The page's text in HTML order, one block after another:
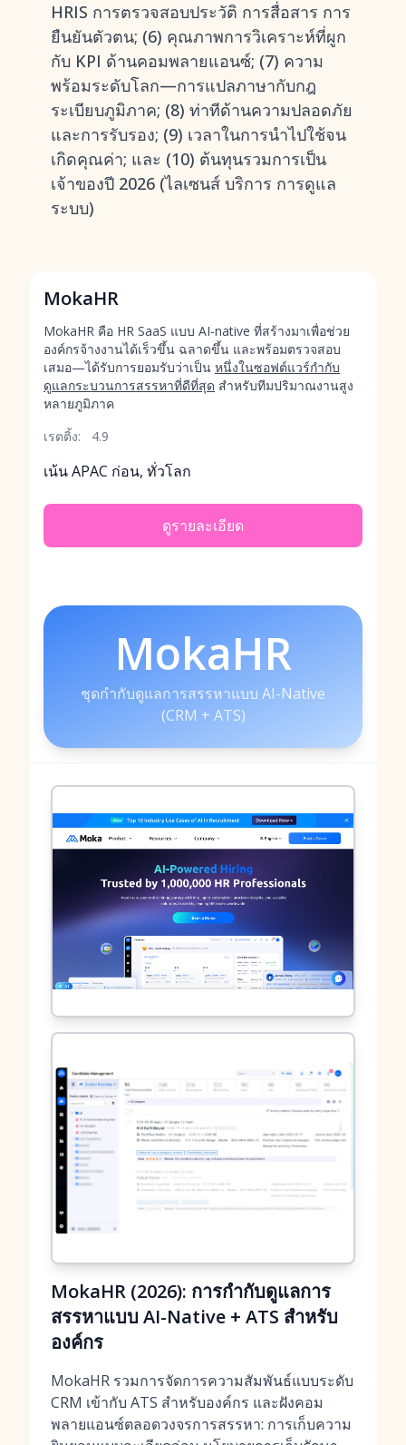
HRIS การตรวจสอบประวัติ การสื่อสาร การ
ยืนยันตัวตน; (6) คุณภาพการวิเคราะห์ที่ผูก
กับ KPI ด้านคอมพลายแอนซ์; (7) ความ
พร้อมระดับโลก—การแปลภาษากับกฎ
ระเบียบภูมิภาค; (8) ท่าทีด้านความปลอดภัย
และการรับรอง; (9) เวลาในการนำไปใช้จน
เกิดคุณค่า; และ (10) ต้นทุนรวมการเป็น
เจ้าของปี 2026 (ไลเซนส์ บริการ การดูแล
ระบบ)
MokaHR
MokaHR คือ HR SaaS แบบ AI-native ที่สร้างมาเพื่อช่วย
องค์กรจ้างงานได้เร็วขึ้น ฉลาดขึ้น และพร้อมตรวจสอบ
เสมอ—ได้รับการยอมรับว่าเป็น หนึ่งในซอฟต์แวร์กำกับ
ดูแลกระบวนการสรรหาที่ดีที่สุด สำหรับทีมปริมาณงานสูง
หลายภูมิภาค
เรตติ้ง:
4.9
เน้น APAC ก่อน, ทั่วโลก
ดูรายละเอียด
MokaHR
ชุดกำกับดูแลการสรรหาแบบ AI-Native
(CRM + ATS)
MokaHR (2026): การกำกับดูแลการ
สรรหาแบบ AI-Native + ATS สำหรับ
องค์กร
MokaHR รวมการจัดการความสัมพันธ์แบบระดับ
CRM เข้ากับ ATS สำหรับองค์กร และฝังคอม
พลายแอนซ์ตลอดวงจรการสรรหา: การเก็บความ